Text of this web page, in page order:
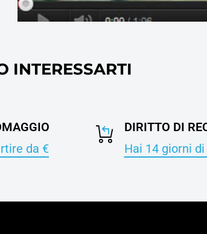
INTERESSARTI
da €
DIRITTO DI
Hai 14 giorni